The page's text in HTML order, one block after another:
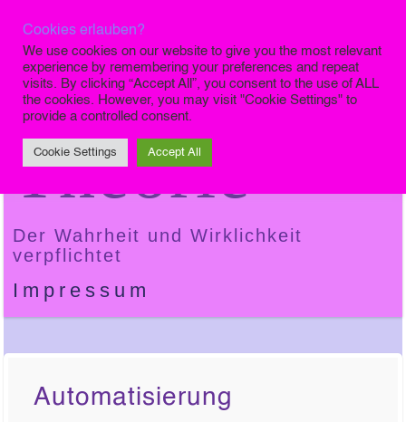
Die Finale
Theorie
Der Wahrheit und Wirklichkeit
verpflichtet
Impressum
Automatisierung
Cookies erlauben?
We use cookies on our website to give you the most relevant
experience by remembering your preferences and repeat
visits. By clicking “Accept All”, you consent to the use of ALL
the cookies. However, you may visit "Cookie Settings" to
provide a controlled consent.
Cookie Settings Accept All